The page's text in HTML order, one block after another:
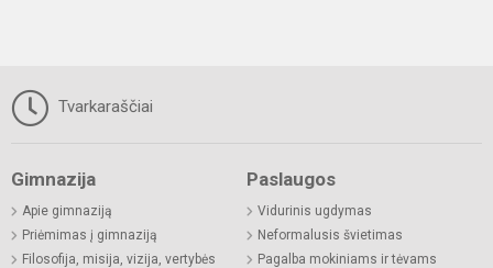
Tvarkaraščiai
Gimnazija
Apie gimnaziją
Priėmimas į gimnaziją
Filosofija, misija, vizija, vertybės
Paslaugos
Vidurinis ugdymas
Neformalusis švietimas
Pagalba mokiniams ir tėvams